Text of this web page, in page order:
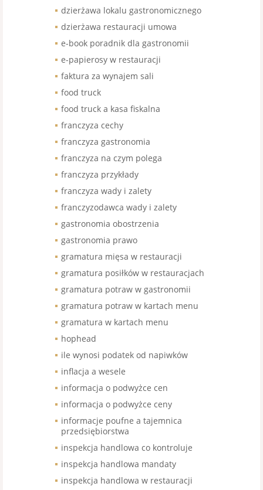
dzierżawa lokalu gastronomicznego
dzierżawa restauracji umowa
e-book poradnik dla gastronomii
e-papierosy w restauracji
faktura za wynajem sali
food truck
food truck a kasa fiskalna
franczyza cechy
franczyza gastronomia
franczyza na czym polega
franczyza przykłady
franczyza wady i zalety
franczyzodawca wady i zalety
gastronomia obostrzenia
gastronomia prawo
gramatura mięsa w restauracji
gramatura posiłków w restauracjach
gramatura potraw w gastronomii
gramatura potraw w kartach menu
gramatura w kartach menu
hophead
ile wynosi podatek od napiwków
inflacja a wesele
informacja o podwyżce cen
informacja o podwyżce ceny
informacje poufne a tajemnica
przedsiębiorstwa
inspekcja handlowa co kontroluje
inspekcja handlowa mandaty
inspekcja handlowa w restauracji